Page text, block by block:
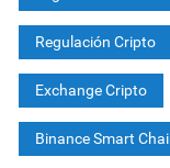
Regulación Cripto
Exchange Cripto
Binance Smart